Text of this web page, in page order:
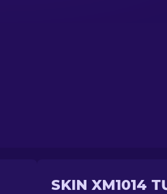
SKIN XM1014